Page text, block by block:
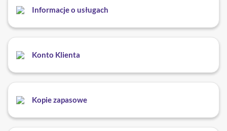
Informacje o usługach
Konto Klienta
Kopie zapasowe